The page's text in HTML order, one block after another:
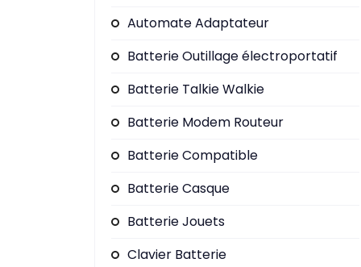
Automate Adaptateur
Batterie Outillage électroportatif
Batterie Talkie Walkie
Batterie Modem Routeur
Batterie Compatible
Batterie Casque
Batterie Jouets
Clavier Batterie